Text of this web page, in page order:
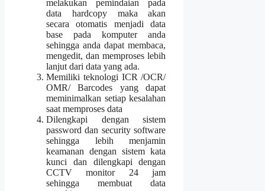
melakukan pemindaian pada
data hardcopy maka akan
secara otomatis menjadi data
base pada komputer anda
sehingga anda dapat membaca,
mengedit, dan memproses lebih
lanjut dari data yang ada.
Memiliki teknologi ICR /OCR/
OMR/ Barcodes yang dapat
meminimalkan setiap kesalahan
saat memproses data
Dilengkapi dengan sistem
password dan security software
sehingga lebih menjamin
keamanan dengan sistem kata
kunci dan dilengkapi dengan
CCTV monitor 24 jam
sehingga membuat data